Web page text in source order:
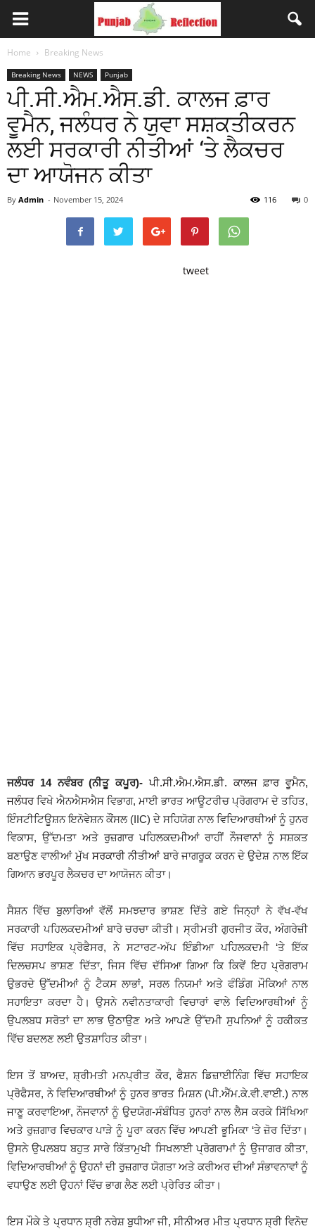
Home Breaking News
Breaking News NEWS Punjab
ਪੀ.ਸੀ.ਐਮ.ਐਸ.ਡੀ. ਕਾਲਜ ਫ਼ਾਰ
ਵੂਮੈਨ, ਜਲੰਧਰ ਨੇ ਯੁਵਾ ਸਸ਼ਕਤੀਕਰਨ
ਲਈ ਸਰਕਾਰੀ ਨੀਤੀਆਂ ‘ਤੇ ਲੈਕਚਰ
ਦਾ ਆਯੋਜਨ ਕੀਤਾ
By Admin - November 15, 2024 0
116
tweet
ਜਲੰਧਰ 14 ਨਵੰਬਰ (ਨੀਤੂ ਕਪੂਰ)- ਪੀ.ਸੀ.ਐਮ.ਐਸ.ਡੀ. ਕਾਲਜ ਫ਼ਾਰ ਵੂਮੈਨ,
ਜਲੰਧਰਵਿਖੇ ਐਨਐਸਐਸ ਵਿਭਾਗ, ਮਾਈ ਭਾਰਤ ਆਊਟਰੀਚ ਪ੍ਰੋਗਰਾਮ ਦੇ ਤਹਿਤ,
ਇੰਸਟੀਟਿਊਸ਼ਨ ਇਨੋਵੇਸ਼ਨ ਕੌਂਸਲ (IIC) ਦੇ ਸਹਿਯੋਗ ਨਾਲ ਵਿਦਿਆਰਥੀਆਂ ਨੂੰ ਹੁਨਰ
ਵਿਕਾਸ, ਉੱਦਮਤਾ ਅਤੇ ਰੁਜ਼ਗਾਰ ਪਹਿਲਕਦਮੀਆਂ ਰਾਹੀਂ ਨੌਜਵਾਨਾਂ ਨੂੰ ਸਸ਼ਕਤ
ਬਣਾਉਣ ਵਾਲੀਆਂ ਮੁੱਖਸਰਕਾਰੀ ਨੀਤੀਆਂਬਾਰੇ ਜਾਗਰੂਕ ਕਰਨ ਦੇ ਉਦੇਸ਼ ਨਾਲ ਇੱਕ
ਗਿਆਨ ਭਰਪੂਰ ਲੈਕਚਰ ਦਾ ਆਯੋਜਨ ਕੀਤਾ।
ਸੈਸ਼ਨ ਵਿੱਚ ਬੁਲਾਰਿਆਂ ਵੱਲੋਂ ਸਮਝਦਾਰ ਭਾਸ਼ਣ ਦਿੱਤੇ ਗਏ ਜਿਨ੍ਹਾਂ ਨੇ ਵੱਖ-ਵੱਖ
ਸਰਕਾਰੀ ਪਹਿਲਕਦਮੀਆਂ ਬਾਰੇ ਚਰਚਾ ਕੀਤੀ। ਸ੍ਰੀਮਤੀ ਗੁਰਜੀਤ ਕੌਰ, ਅੰਗਰੇਜ਼ੀ
ਵਿੱਚ ਸਹਾਇਕ ਪ੍ਰੋਫੈਸਰ, ਨੇ ਸਟਾਰਟ-ਅੱਪ ਇੰਡੀਆ ਪਹਿਲਕਦਮੀ ‘ਤੇ ਇੱਕ
ਦਿਲਚਸਪ ਭਾਸ਼ਣ ਦਿੱਤਾ, ਜਿਸ ਵਿੱਚ ਦੱਸਿਆ ਗਿਆ ਕਿ ਕਿਵੇਂ ਇਹ ਪ੍ਰੋਗਰਾਮ
ਉਭਰਦੇ ਉੱਦਮੀਆਂ ਨੂੰ ਟੈਕਸ ਲਾਭਾਂ, ਸਰਲ ਨਿਯਮਾਂ ਅਤੇ ਫੰਡਿੰਗ ਮੌਕਿਆਂ ਨਾਲ
ਸਹਾਇਤਾ ਕਰਦਾ ਹੈ। ਉਸਨੇ ਨਵੀਨਤਾਕਾਰੀ ਵਿਚਾਰਾਂ ਵਾਲੇ ਵਿਦਿਆਰਥੀਆਂ ਨੂੰ
ਉਪਲਬਧ ਸਰੋਤਾਂ ਦਾ ਲਾਭ ਉਠਾਉਣ ਅਤੇ ਆਪਣੇ ਉੱਦਮੀ ਸੁਪਨਿਆਂ ਨੂੰ ਹਕੀਕਤ
ਵਿੱਚ ਬਦਲਣ ਲਈ ਉਤਸ਼ਾਹਿਤ ਕੀਤਾ।
ਇਸ ਤੋਂ ਬਾਅਦ, ਸ਼੍ਰੀਮਤੀ ਮਨਪ੍ਰੀਤ ਕੌਰ, ਫੈਸ਼ਨ ਡਿਜ਼ਾਈਨਿੰਗ ਵਿੱਚ ਸਹਾਇਕ
ਪ੍ਰੋਫੈਸਰ, ਨੇ ਵਿਦਿਆਰਥੀਆਂ ਨੂੰ ਹੁਨਰ ਭਾਰਤ ਮਿਸ਼ਨ (ਪੀ.ਐੱਮ.ਕੇ.ਵੀ.ਵਾਈ.) ਨਾਲ
ਜਾਣੂ ਕਰਵਾਇਆ, ਨੌਜਵਾਨਾਂ ਨੂੰ ਉਦਯੋਗ-ਸੰਬੰਧਿਤ ਹੁਨਰਾਂ ਨਾਲ ਲੈਸ ਕਰਕੇ ਸਿੱਖਿਆ
ਅਤੇ ਰੁਜ਼ਗਾਰ ਵਿਚਕਾਰ ਪਾੜੇ ਨੂੰ ਪੂਰਾ ਕਰਨ ਵਿੱਚ ਆਪਣੀ ਭੂਮਿਕਾ ‘ਤੇ ਜ਼ੋਰ ਦਿੱਤਾ।
ਉਸਨੇ ਉਪਲਬਧ ਬਹੁਤ ਸਾਰੇ ਕਿੱਤਾਮੁਖੀ ਸਿਖਲਾਈ ਪ੍ਰੋਗਰਾਮਾਂ ਨੂੰ ਉਜਾਗਰ ਕੀਤਾ,
ਵਿਦਿਆਰਥੀਆਂ ਨੂੰ ਉਹਨਾਂ ਦੀ ਰੁਜ਼ਗਾਰ ਯੋਗਤਾ ਅਤੇ ਕਰੀਅਰ ਦੀਆਂ ਸੰਭਾਵਨਾਵਾਂ ਨੂੰ
ਵਧਾਉਣ ਲਈ ਉਹਨਾਂ ਵਿੱਚ ਭਾਗ ਲੈਣ ਲਈ ਪ੍ਰੇਰਿਤ ਕੀਤਾ।
ਇਸ ਮੌਕੇ ਤੇ ਪ੍ਰਧਾਨ ਸ਼੍ਰੀ ਨਰੇਸ਼ ਬੁਧੀਆ ਜੀ, ਸੀਨੀਅਰ ਮੀਤ ਪ੍ਰਧਾਨ ਸ਼੍ਰੀ ਵਿਨੋਦ